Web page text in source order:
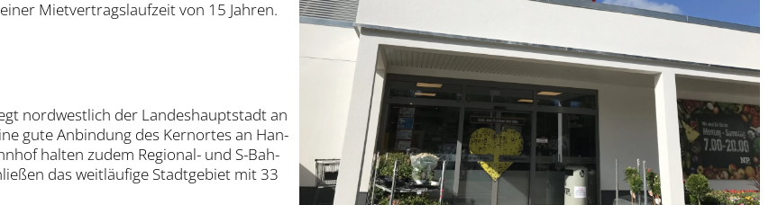
Miet­ver­trags­lauf­zeit von 15 Jah­ren.
nord­west­lich der Lan­des­haupt­stadt an
gute Anbin­dung des Kern­or­tes an Han­
hal­ten zudem Regio­nal- und S-Bah­
das weit­läu­fi­ge Stadt­ge­biet mit 33